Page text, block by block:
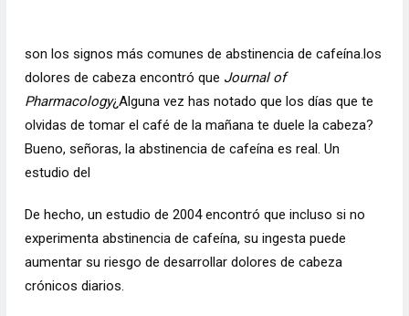
son los signos más comunes de abstinencia de cafeína.los
dolores de cabezaencontró que Journal of
Pharmacology¿Alguna vez has notado que los días que te
olvidas de tomar el café de la mañana te duele la cabeza?
Bueno, señoras, la abstinencia de cafeína es real. Un
estudio del
De hecho, un estudio de 2004 encontró que incluso si no
experimenta abstinencia de cafeína, su ingesta puede
aumentar su riesgo de desarrollar dolores de cabeza
crónicos diarios.